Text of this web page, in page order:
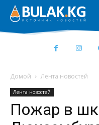
Домой Лента новостей
Лента новостей
Пожар в